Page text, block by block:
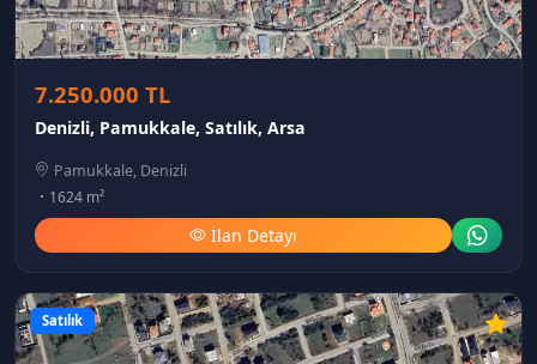
7.250.000 TL
Denizli, Pamukkale, Satılık, Arsa
Pamukkale, Denizli
1624 m²
İlan Detayı
Satılık